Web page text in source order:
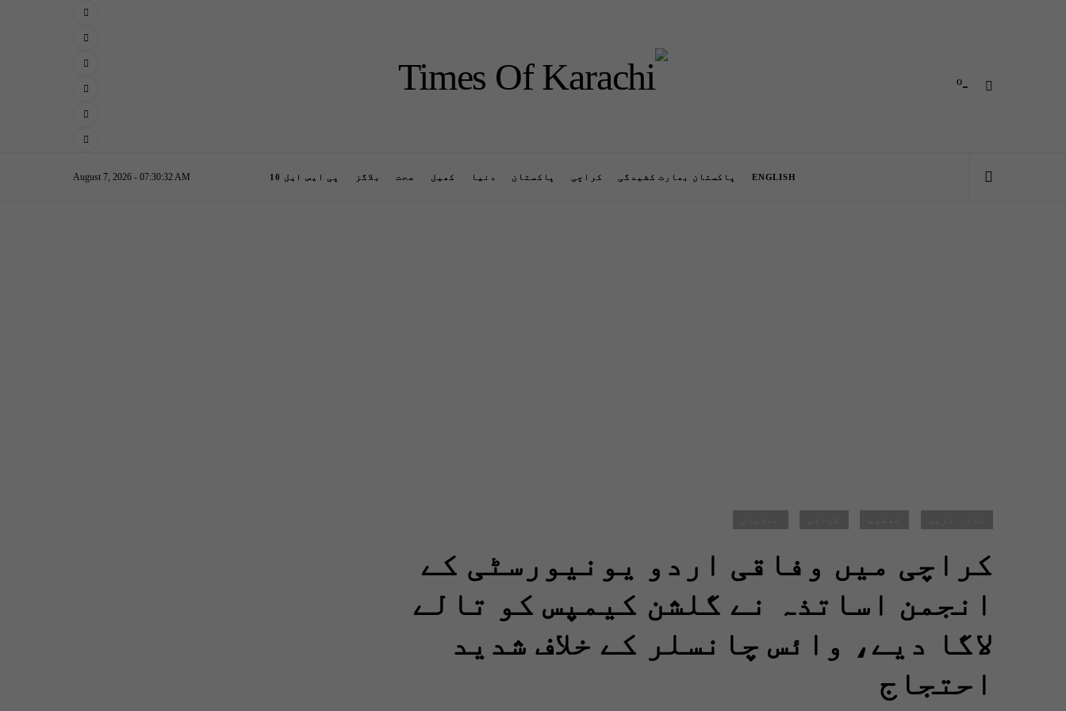
-º
ENGLISH پاکستان بھارت کشیدگی کراچی پاکستان دنیا کھیل صحت بلاگز پی ایس ایل 10 August 7, 2026 - 07:30:33 AM
تعلیم
کراچی میں وفاقی اردو یونیورسٹی کے
انجمن اساتذہ نے گلشن کیمپس کو تالے
لاگا دیے، وائس چانسلر کے خلاف شدید
احتجاج